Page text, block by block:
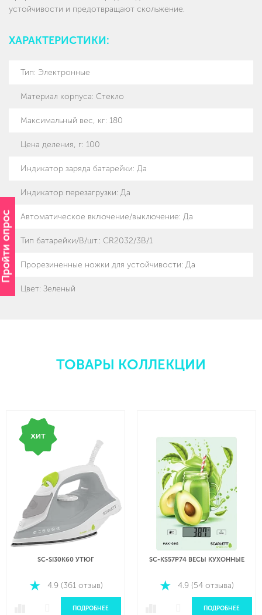
Пройти опрос
устойчивости и предотвращают скольжение.
ХАРАКТЕРИСТИКИ:
Тип: Электронные
Материал корпуса: Стекло
Максимальный вес, кг: 180
Цена деления, г: 100
Индикатор заряда батарейки: Да
Индикатор перезагрузки: Да
Автоматическое включение/выключение: Да
Тип батарейки/B/шт.: CR2032/3B/1
Прорезиненные ножки для устойчивости: Да
Цвет: Зеленый
ТОВАРЫ КОЛЛЕКЦИИ
SC-SI30K60 УТЮГ
4.9 (361 отзыв)
ПОДРОБНЕЕ
SC-KS57P74 ВЕСЫ КУХОННЫЕ
4.9 (54 отзыва)
ПОДРОБНЕЕ